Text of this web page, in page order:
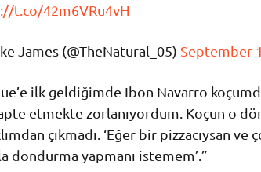
t.co/42m6VRu4vH
James (@TheNatural_05) September
ilk geldiğimde Ibon Navarro
etmekte zorlanıyordum. Koçun o
çıkmadı. ‘Eğer bir pizzacıysan ve
dondurma yapmanı istemem’.”